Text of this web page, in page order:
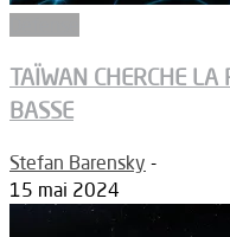
TAÏWAN CHERCHE LA
BASSE
Stefan Barensky -
15 mai 2024